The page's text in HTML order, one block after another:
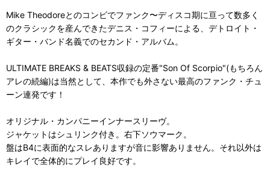
Mike Theodoreとのコンビでファンク〜ディスコ期に亘って数多く
のクラシックを産んできたデニス・コフィーによる、デトロイト・
ギター・バンド名義でのセカンド・アルバム。
ULTIMATE BREAKS & BEATS収録の定番"Son Of Scorpio"(もちろん
アレの続編)は当然として、本作でも外さない最高のファンク・チュ
ーン連発です！
オリジナル・カンパニーインナースリーヴ。
ジャケットはシュリンク付き。右下ソウマーク。
盤はB4に表面的なスレありますが音に影響ありません。それ以外は
キレイで全体的にプレイ良好です。